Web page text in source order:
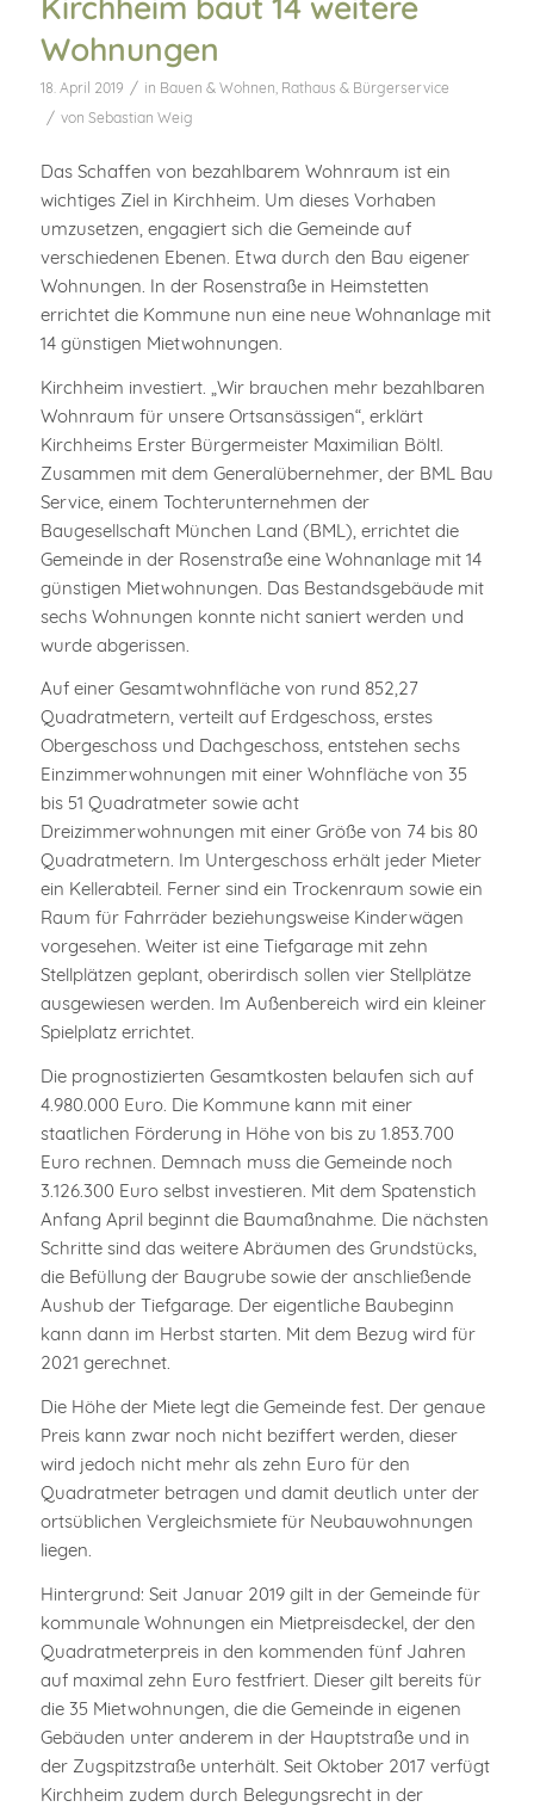
Wohnungen
18. April 2019 / in Bauen & Wohnen, Rathaus & Bürgerservice
/ von Sebastian Weig
Das Schaffen von bezahlbarem Wohnraum ist ein
wichtiges Ziel in Kirchheim. Um dieses Vorhaben
umzusetzen, engagiert sich die Gemeinde auf
verschiedenen Ebenen. Etwa durch den Bau eigener
Wohnungen. In der Rosenstraße in Heimstetten
errichtet die Kommune nun eine neue Wohnanlage mit
14 günstigen Mietwohnungen.
Kirchheim investiert. „Wir brauchen mehr bezahlbaren
Wohnraum für unsere Ortsansässigen“, erklärt
Kirchheims Erster Bürgermeister Maximilian Böltl.
Zusammen mit dem Generalübernehmer, der BML Bau
Service, einem Tochterunternehmen der
Baugesellschaft München Land (BML), errichtet die
Gemeinde in der Rosenstraße eine Wohnanlage mit 14
günstigen Mietwohnungen. Das Bestandsgebäude mit
sechs Wohnungen konnte nicht saniert werden und
wurde abgerissen.
Auf einer Gesamtwohnfläche von rund 852,27
Quadratmetern, verteilt auf Erdgeschoss, erstes
Obergeschoss und Dachgeschoss, entstehen sechs
Einzimmerwohnungen mit einer Wohnfläche von 35
bis 51 Quadratmeter sowie acht
Dreizimmerwohnungen mit einer Größe von 74 bis 80
Quadratmetern. Im Untergeschoss erhält jeder Mieter
ein Kellerabteil. Ferner sind ein Trockenraum sowie ein
Raum für Fahrräder beziehungsweise Kinderwägen
vorgesehen. Weiter ist eine Tiefgarage mit zehn
Stellplätzen geplant, oberirdisch sollen vier Stellplätze
ausgewiesen werden. Im Außenbereich wird ein kleiner
Spielplatz errichtet.
Die prognostizierten Gesamtkosten belaufen sich auf
4.980.000 Euro. Die Kommune kann mit einer
staatlichen Förderung in Höhe von bis zu 1.853.700
Euro rechnen. Demnach muss die Gemeinde noch
3.126.300 Euro selbst investieren. Mit dem Spatenstich
Anfang April beginnt die Baumaßnahme. Die nächsten
Schritte sind das weitere Abräumen des Grundstücks,
die Befüllung der Baugrube sowie der anschließende
Aushub der Tiefgarage. Der eigentliche Baubeginn
kann dann im Herbst starten. Mit dem Bezug wird für
2021 gerechnet.
Die Höhe der Miete legt die Gemeinde fest. Der genaue
Preis kann zwar noch nicht beziffert werden, dieser
wird jedoch nicht mehr als zehn Euro für den
Quadratmeter betragen und damit deutlich unter der
ortsüblichen Vergleichsmiete für Neubauwohnungen
liegen.
Hintergrund: Seit Januar 2019 gilt in der Gemeinde für
kommunale Wohnungen ein Mietpreisdeckel, der den
Quadratmeterpreis in den kommenden fünf Jahren
auf maximal zehn Euro festfriert. Dieser gilt bereits für
die 35 Mietwohnungen, die die Gemeinde in eigenen
Gebäuden unter anderem in der Hauptstraße und in
der Zugspitzstraße unterhält. Seit Oktober 2017 verfügt
Kirchheim zudem durch Belegungsrecht in der